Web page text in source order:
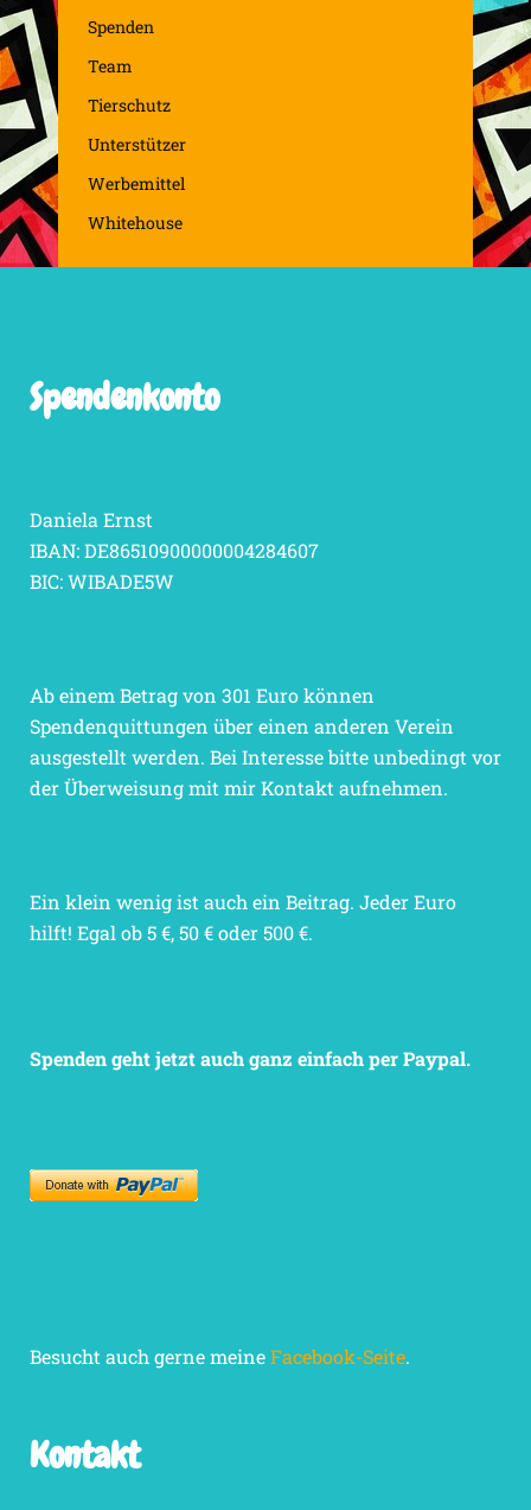
Spenden
Team
Tierschutz
Unterstützer
Werbemittel
Whitehouse
Spendenkonto
Daniela Ernst
IBAN: DE86510900000004284607
BIC: WIBADE5W
Ab einem Betrag von 301 Euro können
Spendenquittungen über einen anderen Verein
ausgestellt werden. Bei Interesse bitte unbedingt vor
der Überweisung mit mir Kontakt aufnehmen.
Ein klein wenig ist auch ein Beitrag. Jeder Euro
hilft! Egal ob 5 €, 50 € oder 500 €.
Spenden geht jetzt auch ganz einfach per Paypal.
Besucht auch gerne meineFacebook-Seite.
Kontakt